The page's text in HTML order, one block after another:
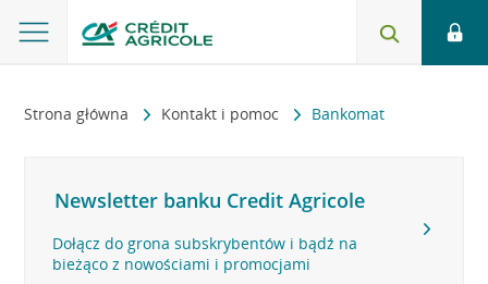
Strona główna Kontakt i pomoc Bankomat
Newsletter banku Credit Agricole
Dołącz do grona subskrybentów i bądź na
bieżąco z nowościami i promocjami